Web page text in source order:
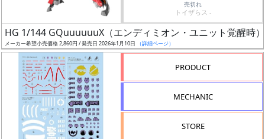
ー
ズ・
タ
売切れ
トイザらス -
HG 1/144 GQuuuuuuX（エンディミオン・ユニット覚醒時）
メーカー希望小売価格 2,860円 / 発売日 2026年1月10日 （詳細ページ）
PRODUCT
MECHANIC
STORE